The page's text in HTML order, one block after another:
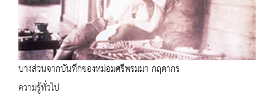
บางส่วนจากบันทึกของหม่อมศรีพรมมา กฤดากร
ความรู้ทั่วไป